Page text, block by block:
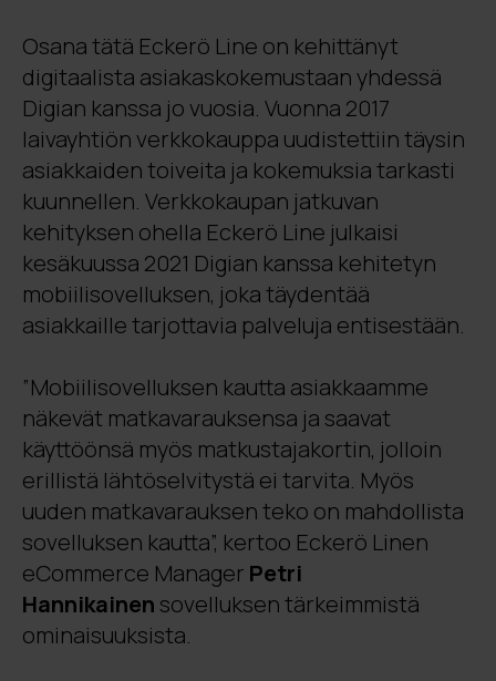
Osana tätä Eckerö Line on kehittänyt
digitaalista asiakaskokemustaan yhdessä
Digian kanssa jo vuosia. Vuonna 2017
laivayhtiön verkkokauppa uudistettiin täysin
asiakkaiden toiveita ja kokemuksia tarkasti
kuunnellen. Verkkokaupan jatkuvan
kehityksen ohella Eckerö Line julkaisi
kesäkuussa 2021 Digian kanssa kehitetyn
mobiilisovelluksen, joka täydentää
asiakkaille tarjottavia palveluja entisestään.
”Mobiilisovelluksen kautta asiakkaamme
näkevät matkavarauksensa ja saavat
käyttöönsä myös matkustajakortin, jolloin
erillistä lähtöselvitystä ei tarvita. Myös
uuden matkavarauksen teko on mahdollista
sovelluksen kautta”, kertoo Eckerö Linen
eCommerce Manager Petri
Hannikainen sovelluksen tärkeimmistä
ominaisuuksista.